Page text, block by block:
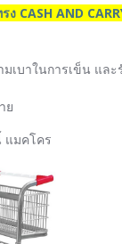
CASH AND
เบาในการเข็น แ
ย
แมคโคร